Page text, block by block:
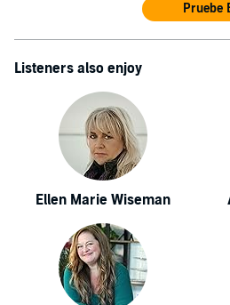
Pruebe
Listeners also enjoy
Ellen Marie Wiseman